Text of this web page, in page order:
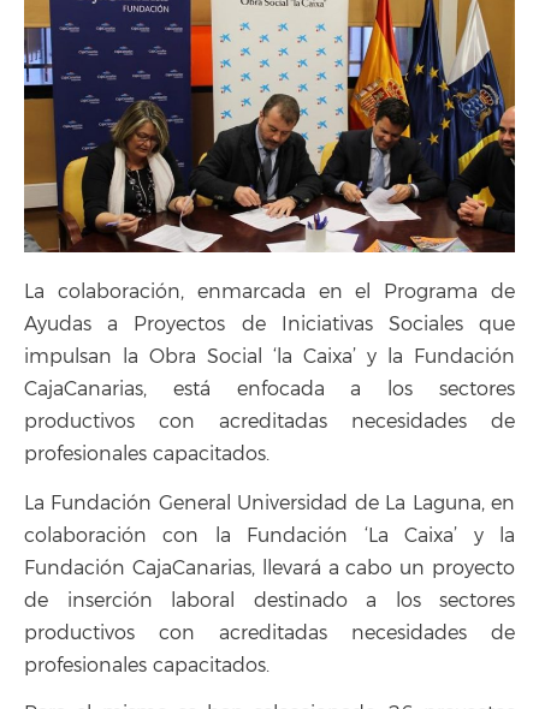
La colaboración, enmarcada en el Programa de
Ayudas a Proyectos de Iniciativas Sociales que
impulsan la Obra Social ‘la Caixa’ y la Fundación
CajaCanarias, está enfocada a los sectores
productivos con acreditadas necesidades de
profesionales capacitados.
La Fundación General Universidad de La Laguna, en
colaboración con la Fundación ‘La Caixa’ y la
Fundación CajaCanarias, llevará a cabo un proyecto
de inserción laboral destinado a los sectores
productivos con acreditadas necesidades de
profesionales capacitados.